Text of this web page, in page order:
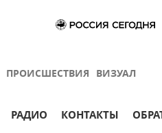
ПРОИСШЕСТВИЯ ВИЗУАЛ
РАДИО КОНТАКТЫ